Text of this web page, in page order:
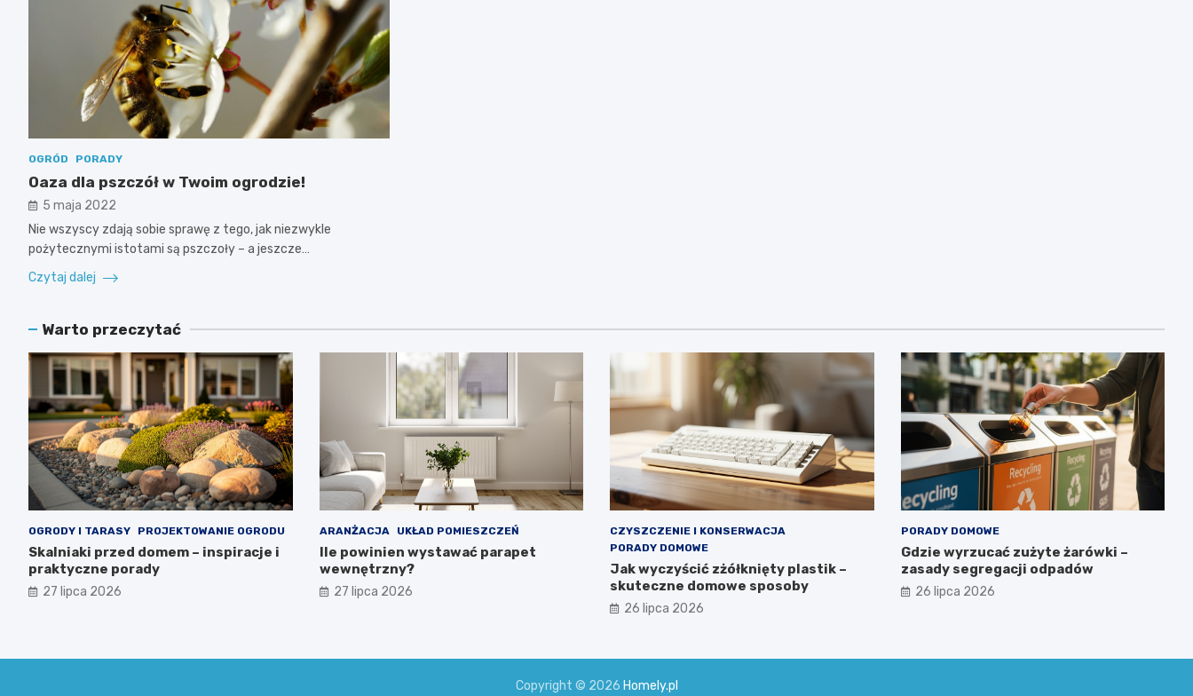
OGRÓD PORADY
Oaza dla pszczół w Twoim ogrodzie!
5 maja 2022
Nie wszyscy zdają sobie sprawę z tego, jak niezwykle
pożytecznymi istotami są pszczoły – a jeszcze…
Czytaj dalej
Warto przeczytać
OGRODY I TARASY PROJEKTOWANIE OGRODU
Skalniaki przed domem – inspiracje i
praktyczne porady
27 lipca 2026
ARANŻACJA UKŁAD POMIESZCZEŃ
Ile powinien wystawać parapet
wewnętrzny?
27 lipca 2026
CZYSZCZENIE I KONSERWACJA
PORADY DOMOWE
Jak wyczyścić zżółknięty plastik –
skuteczne domowe sposoby
26 lipca 2026
PORADY DOMOWE
Gdzie wyrzucać zużyte żarówki –
zasady segregacji odpadów
26 lipca 2026
Copyright © 2026 Homely.pl